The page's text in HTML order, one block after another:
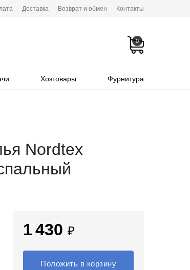
Доставка Возврат и обмен Контакты
0
Хозтовары Фурнитура
Nordtex
1 430 ₽
Положить в корзину